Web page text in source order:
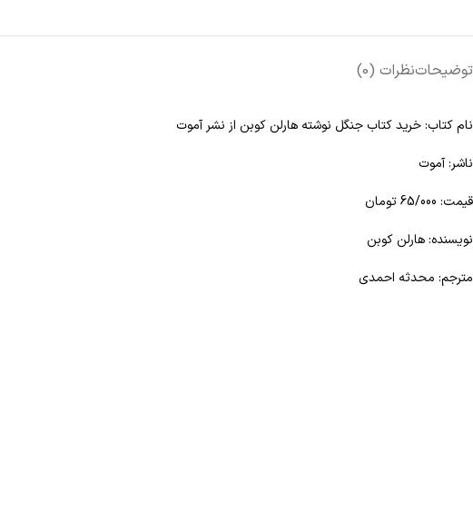
توضیحاتنظرات (0)
نام کتاب: خرید کتاب جنگل نوشته هارلن کوبن از نشر آموت
ناشر: آموت
قیمت: 65/000 تومان
نویسنده: هارلن کوبن
مترجم: محدثه احمدی